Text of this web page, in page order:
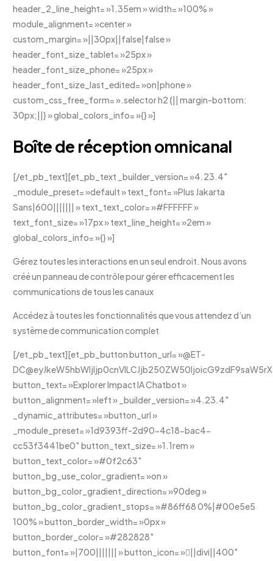
header_2_line_height= »1.35em » width= »100% »
module_alignment= »center »
custom_margin= »||30px||false|false »
header_font_size_tablet= »25px »
header_font_size_phone= »25px »
header_font_size_last_edited= »on|phone »
custom_css_free_form= ».selector h2 {|| margin-bottom:
30px;||} » global_colors_info= »{} »]
Boîte de réception omnicanal
[/et_pb_text][et_pb_text _builder_version= »4.23.4″
_module_preset= »default » text_font= »Plus Jakarta
Sans|600||||||| » text_text_color= »#FFFFFF »
text_font_size= »17px » text_line_height= »2em »
global_colors_info= »{} »]
Gérez toutes les interactions en un seul endroit. Nous avons
créé un panneau de contrôle pour gérer efficacement les
communications de tous les canaux
Accédez à toutes les fonctionnalités que vous attendez d’un
système de communication complet
[/et_pb_text][et_pb_button button_url= »@ET-
button_text= »Explorer Impact IA Chatbot »
button_alignment= »left » _builder_version= »4.23.4″
_dynamic_attributes= »button_url »
_module_preset= »1d9393ff-2d90-4c18-bac4-
cc53f3441be0″ button_text_size= »1.1rem »
button_text_color= »#0f2c63″
button_bg_use_color_gradient= »on »
button_bg_color_gradient_direction= »90deg »
button_bg_color_gradient_stops= »#86ff68 0%|#00e5e5
100% » button_border_width= »0px »
button_border_color= »#282828″
button_font= »|700||||||| » button_icon= »||divi||400″